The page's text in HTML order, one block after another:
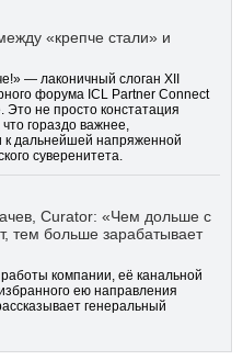
«крепче стали» и
— лаконичный слоган XII
форума ICL Partner Connect
Это не просто констатация
гораздо важнее,
к дальнейшей напряженной
суверенитета.
Curator: «Чем дольше с
тем больше зарабатывает
компании, её канальной
ею направления
генеральный